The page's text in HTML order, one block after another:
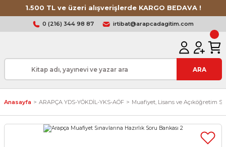
1.500 TL ve üzeri alışverişlerde KARGO BEDAVA !
0 (216) 344 98 87 irtibat@arapcadagitim.com
ARA
Anasayfa ARAPÇA YDS-YÖKDİL-YKS-AÖF Muafiyet, Lisans ve Açıköğretim